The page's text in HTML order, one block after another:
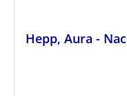
Hepp, Aura -